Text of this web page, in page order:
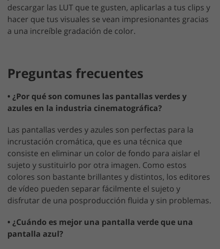
descargar las LUT que te gusten, aplicarlas a tus clips y
hacer que tus visuales se vean impresionantes gracias
a una increíble gradación de color.
Preguntas frecuentes
• ¿Por qué son comunes las pantallas verdes y
azules en la industria cinematográfica?
Las pantallas verdes y azules son perfectas para la
incrustación cromática, que es una técnica que
consiste en eliminar un color de fondo para aislar el
sujeto y sustituirlo por otra imagen. Como estos
colores son bastante brillantes y distintos, los editores
de vídeo pueden separar fácilmente el sujeto y
disfrutar de una posproducción fluida y sin problemas.
• ¿Cuándo es mejor una pantalla verde que una
pantalla azul?